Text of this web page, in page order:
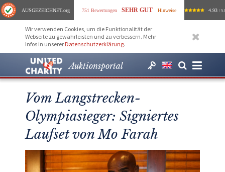
AUSGEZEICHNET.org 751 Bewertungen SEHR GUT Hinweise 4.93 /
Wir verwenden Cookies, um die Funktionalität der
Webseite zu gewährleisten und zu verbessern. Mehr
Infos in unserer Datenschutzerklärung.
Auktionsportal
Vom Langstrecken-
Olympiasieger: Signiertes
Laufset von Mo Farah